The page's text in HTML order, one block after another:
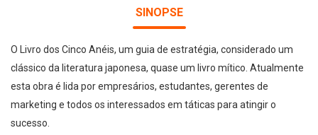
SINOPSE
O Livro dos Cinco Anéis, um guia de estratégia, considerado um
clássico da literatura japonesa, quase um livro mítico. Atualmente
esta obra é lida por empresários, estudantes, gerentes de
marketing e todos os interessados em táticas para atingir o
sucesso.